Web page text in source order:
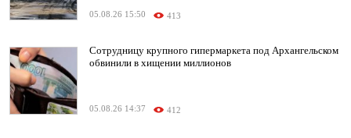
05.08.26 15:50 413
Сотрудницу крупного гипермаркета под Архангельском
обвинили в хищении миллионов
05.08.26 14:37 412